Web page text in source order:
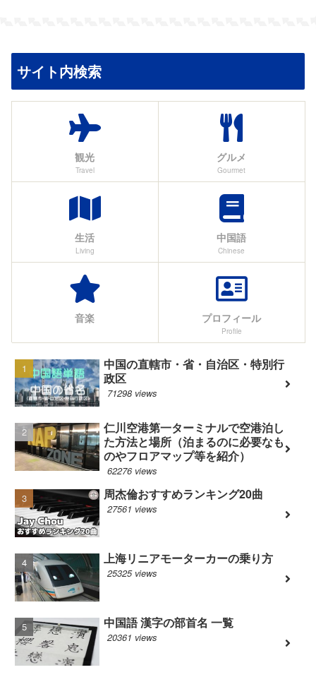
サイト内検索
観光
Travel
グルメ
Gourmet
生活
Living
中国語
Chinese
音楽 プロフィール
Profile
中国の直轄市・省・自治区・特別行
政区
71298 views
仁川空港第一ターミナルで空港泊し
た方法と場所（泊まるのに必要なも
のやフロアマップ等を紹介）
62276 views
周杰倫おすすめランキング20曲
27561 views
上海リニアモーターカーの乗り方
25325 views
中国語 漢字の部首名 一覧
20361 views